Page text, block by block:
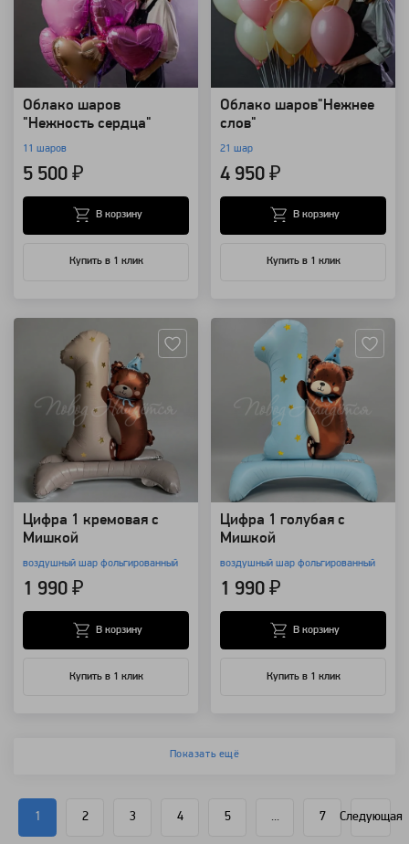
Облако шаров
"Нежность сердца"
11 шаров
5 500 ₽
Купить в 1 клик
В корзину
Облако шаров"Нежнее
слов"
21 шар
4 950 ₽
Купить в 1 клик
В корзину
Цифра 1 кремовая с
Мишкой
воздушный шар фольгированный
1 990 ₽
Купить в 1 клик
В корзину
Цифра 1 голубая с
Мишкой
воздушный шар фольгированный
1 990 ₽
Купить в 1 клик
В корзину
Показать ещё
1 2 3 4 5 ... 7 Следующая